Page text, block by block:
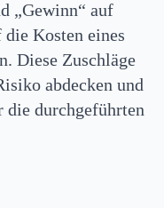
„Gewinn“ auf
Kosten eines
Diese Zuschläge
abdecken und
die durchgeführten